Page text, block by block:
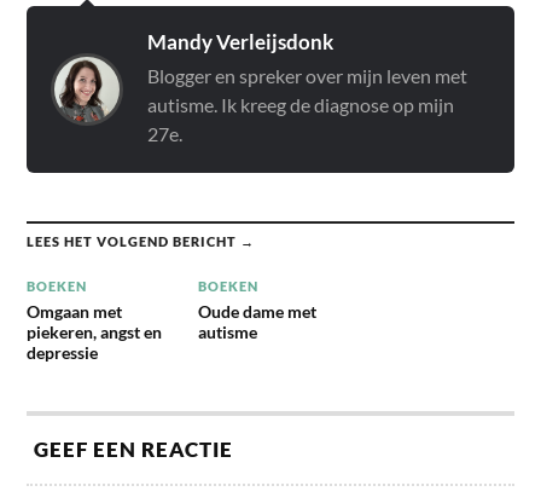
lezers zich…
hoopt dat het boek voor
zowel mensen met autisme
als voor hun omgeving van
belang is.’
Mandy Verleijsdonk
Blogger en spreker over mijn leven met
autisme. Ik kreeg de diagnose op mijn
27e.
LEES HET VOLGEND BERICHT →
BOEKEN
Omgaan met
piekeren, angst en
depressie
BOEKEN
Oude dame met
autisme
GEEF EEN REACTIE